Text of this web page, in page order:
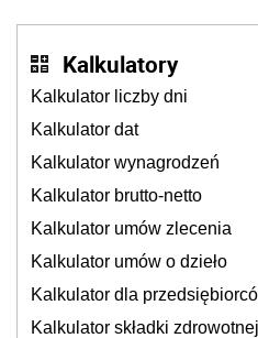
Kalkulatory
Kalkulator liczby dni
Kalkulator dat
Kalkulator wynagrodzeń
Kalkulator brutto-netto
Kalkulator umów zlecenia
Kalkulator umów o dzieło
Kalkulator dla
Kalkulator składki